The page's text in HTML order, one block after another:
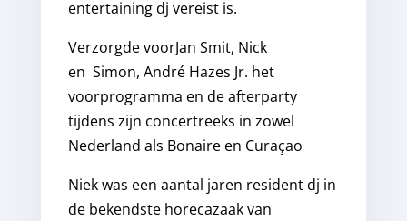
entertaining dj vereist is.
Verzorgde voorJan Smit, Nick
en Simon, André Hazes Jr. het
voorprogramma en de afterparty
tijdens zijn concertreeks in zowel
Nederland als Bonaire en Curaçao
Niek was een aantal jaren resident dj in
de bekendste horecazaak van